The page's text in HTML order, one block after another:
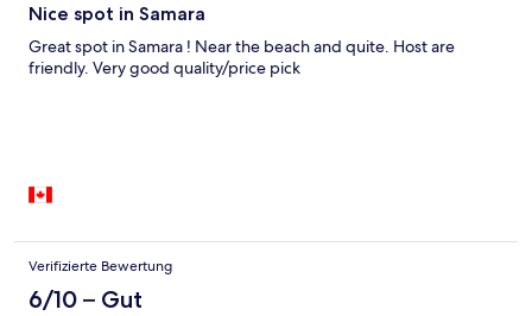
Nice spot in Samara
Great spot in Samara ! Near the beach and quite. Host are
friendly. Very good quality/price pick
Verifizierte Bewertung
6/10 – Gut